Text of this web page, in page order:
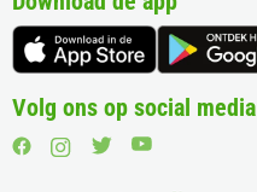
Volg ons op social media